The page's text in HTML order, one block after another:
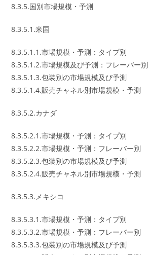
8.3.5.国別市場規模・予測
8.3.5.1.米国
8.3.5.1.1.市場規模・予測：タイプ別
8.3.5.1.2.市場規模及び予測：フレーバー別
8.3.5.1.3.包装別の市場規模及び予測
8.3.5.1.4.販売チャネル別市場規模・予測
8.3.5.2.カナダ
8.3.5.2.1.市場規模・予測：タイプ別
8.3.5.2.2.市場規模・予測：フレーバー別
8.3.5.2.3.包装別の市場規模及び予測
8.3.5.2.4.販売チャネル別市場規模・予測
8.3.5.3.メキシコ
8.3.5.3.1.市場規模・予測：タイプ別
8.3.5.3.2.市場規模・予測：フレーバー別
8.3.5.3.3.包装別の市場規模及び予測